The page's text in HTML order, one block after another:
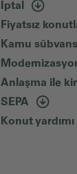
İptal
Fiyatsız
Kamu
Anlaşma ile
SEPA
Konut yardımı